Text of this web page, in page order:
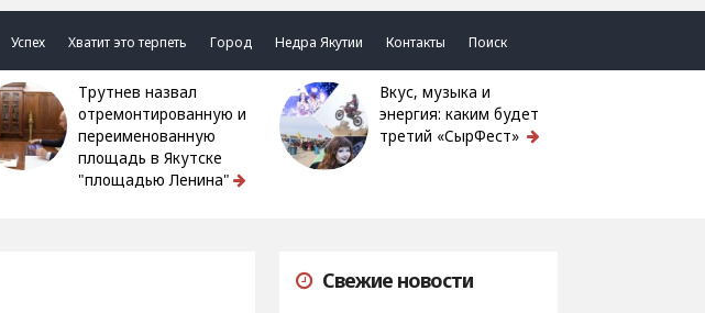
Успех Хватит это терпеть Город Недра Якутии Контакты Поиск
Трутнев назвал
отремонтированную и
переименованную
площадь в Якутске
"площадью Ленина"
Вкус, музыка и
энергия: каким будет
третий «СырФест»
Свежие новости